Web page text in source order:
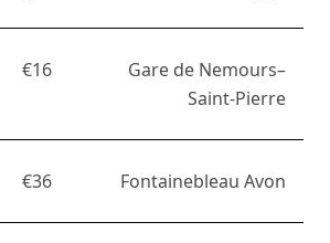
Gare de Nemours–
Saint-Pierre
€16
Fontainebleau Avon
€36